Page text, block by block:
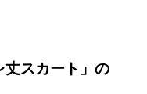
丈スカート」の